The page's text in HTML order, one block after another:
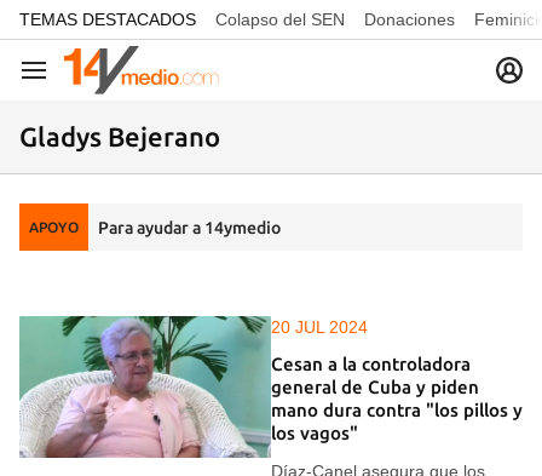
common.go-to-content
TEMAS DESTACADOS Colapso del SEN Donaciones
Navegación
Gladys Bejerano
APOYO Para ayudar a 14ymedio
20 JUL 2024
Cesan a la controladora
general de Cuba y piden
mano dura contra "los pillos y
los vagos"
Díaz-Canel asegura que los